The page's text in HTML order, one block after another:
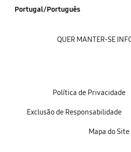
Portugal/Português
Política de Privacidade
Exclusão de Responsabilidade
Mapa do Site
QUER MANTER-SE